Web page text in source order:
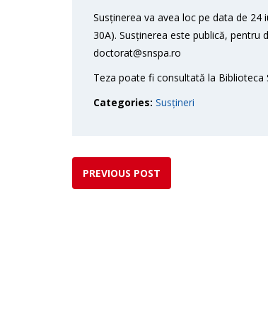
Susținerea va avea loc pe data de 24
30A). Susținerea este publică,
doctorat@snspa.ro
Teza poate fi consultată la Biblioteca
Categories: Susțineri
PREVIOUS POST